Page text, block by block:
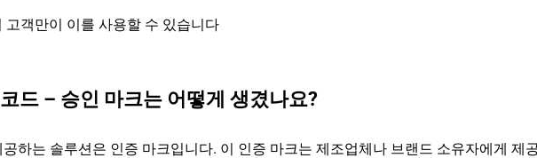
객만이 이를 사용할 수 있습니다
드 – 승인 마크는 어떻게 생겼나요?
하는 솔루션은 인증 마크입니다. 이 인증 마크는 제조업체나 브랜드 소유자에게 제